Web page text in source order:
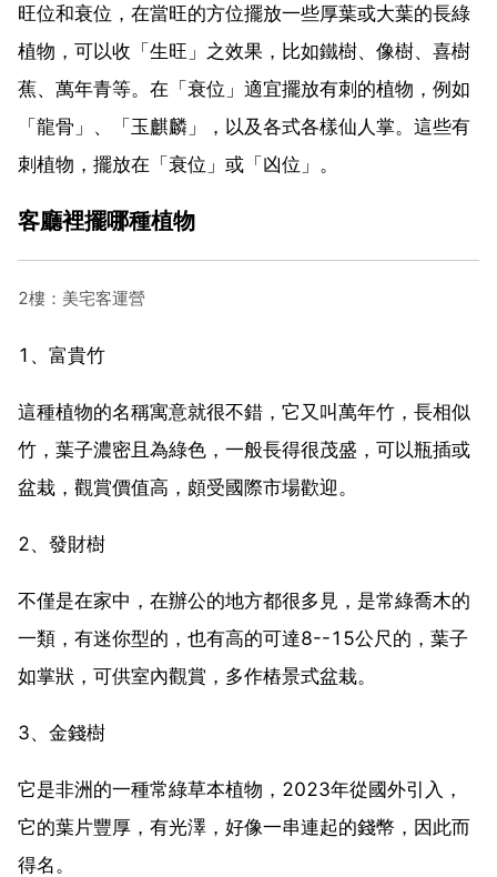
旺位和衰位，在當旺的方位擺放一些厚葉或大葉的長綠
植物，可以收「生旺」之效果，比如鐵樹、像樹、喜樹
蕉、萬年青等。在「衰位」適宜擺放有刺的植物，例如
「龍骨」、「玉麒麟」，以及各式各樣仙人掌。這些有
刺植物，擺放在「衰位」或「凶位」。
客廳裡擺哪種植物
2樓：美宅客運營
1、富貴竹
這種植物的名稱寓意就很不錯，它又叫萬年竹，長相似
竹，葉子濃密且為綠色，一般長得很茂盛，可以瓶插或
盆栽，觀賞價值高，頗受國際市場歡迎。
2、發財樹
不僅是在家中，在辦公的地方都很多見，是常綠喬木的
一類，有迷你型的，也有高的可達8--15公尺的，葉子
如掌狀，可供室內觀賞，多作樁景式盆栽。
3、金錢樹
它是非洲的一種常綠草本植物，2023年從國外引入，
它的葉片豐厚，有光澤，好像一串連起的錢幣，因此而
得名。